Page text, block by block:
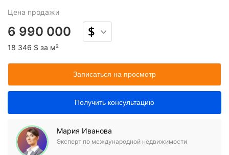
Цена продажи
6 990 000
18 346 $ за м²
Записаться на просмотр
Получить консультацию
Мария Иванова
Эксперт по международной недвижимости